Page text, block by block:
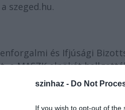
szinhaz - Do Not
If you wish to opt-out of
szeged.hu.
és Ifjúsági
a MASZK elnökét
következett.